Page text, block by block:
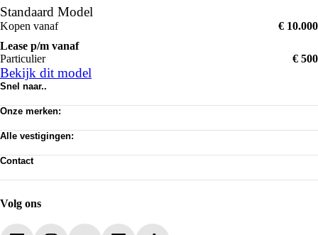
Standaard Model
Kopen vanaf
€ 10.000
Lease p/m vanaf
Particulier
€ 500
Bekijk dit model
Snel naar..
Werkplaats afspraak
Privacy verklaring
Cookie toestemming wijzigen
Pechhulp
Onze merken:
Alfa Romeo
Dongfeng
Fiat
Jeeps By Titan
Leapmotor
Alle vestigingen:
Almere Occasion
Hilversum
ASN Autoschade Naarden
Contact
Acties
Volg ons